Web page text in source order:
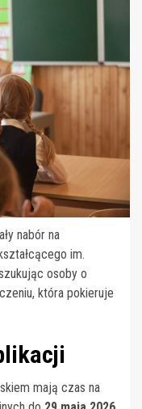
nabór na
im.
osoby o
która pokieruje
mają czas na